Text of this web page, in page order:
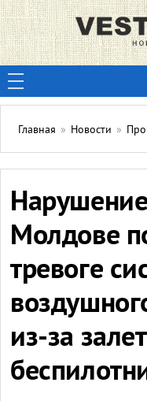
Главная » Новости »
Молдове
тревоге
из-за